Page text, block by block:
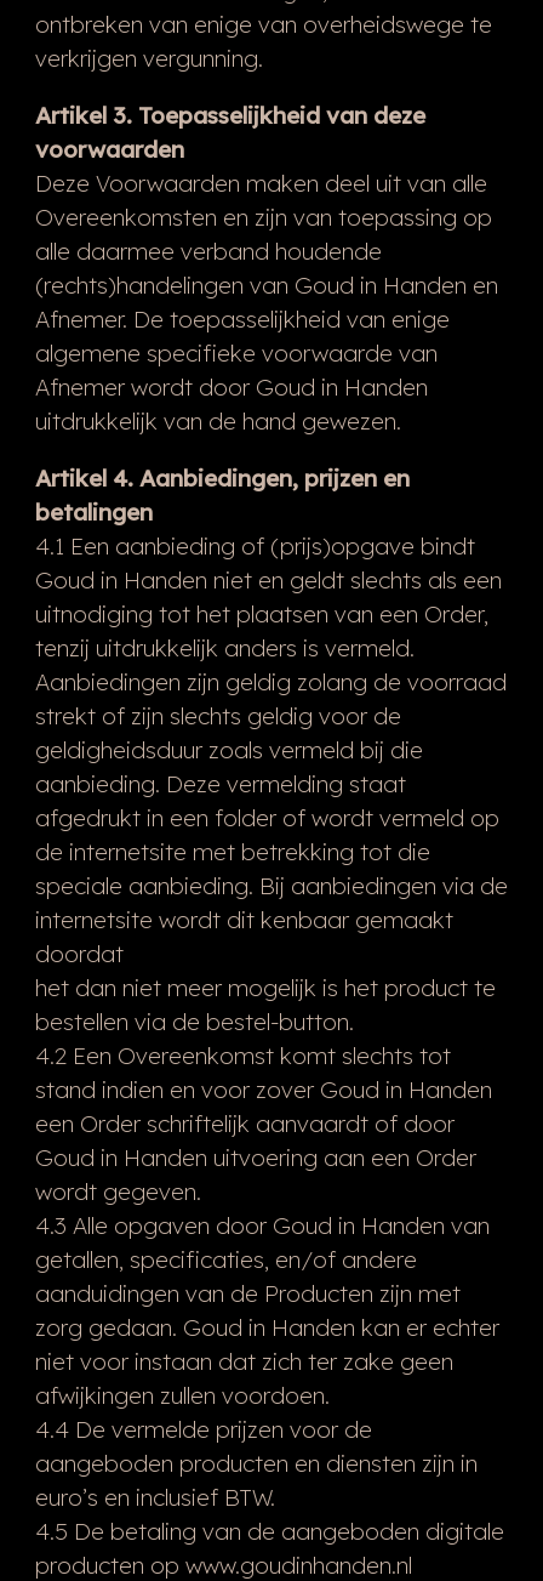
ontbreken van enige van overheidswege te
verkrijgen vergunning.
Artikel 3. Toepasselijkheid van deze
voorwaarden
Deze Voorwaarden maken deel uit van alle
Overeenkomsten en zijn van toepassing op
alle daarmee verband houdende
(rechts)handelingen van Goud in Handen en
Afnemer. De toepasselijkheid van enige
algemene specifieke voorwaarde van
Afnemer wordt door Goud in Handen
uitdrukkelijk van de hand gewezen.
Artikel 4. Aanbiedingen, prijzen en
betalingen
4.1 Een aanbieding of (prijs)opgave bindt
Goud in Handen niet en geldt slechts als een
uitnodiging tot het plaatsen van een Order,
tenzij uitdrukkelijk anders is vermeld.
Aanbiedingen zijn geldig zolang de voorraad
strekt of zijn slechts geldig voor de
geldigheidsduur zoals vermeld bij die
aanbieding. Deze vermelding staat
afgedrukt in een folder of wordt vermeld op
de internetsite met betrekking tot die
speciale aanbieding. Bij aanbiedingen via de
internetsite wordt dit kenbaar gemaakt
doordat
het dan niet meer mogelijk is het product te
bestellen via de bestel-button.
4.2 Een Overeenkomst komt slechts tot
stand indien en voor zover Goud in Handen
een Order schriftelijk aanvaardt of door
Goud in Handen uitvoering aan een Order
wordt gegeven.
4.3 Alle opgaven door Goud in Handen van
getallen, specificaties, en/of andere
aanduidingen van de Producten zijn met
zorg gedaan. Goud in Handen kan er echter
niet voor instaan dat zich ter zake geen
afwijkingen zullen voordoen.
4.4 De vermelde prijzen voor de
aangeboden producten en diensten zijn in
euro’s en inclusief BTW.
4.5 De betaling van de aangeboden digitale
producten op www.goudinhanden.nl